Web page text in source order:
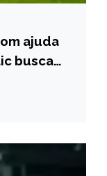
ajuda
busca